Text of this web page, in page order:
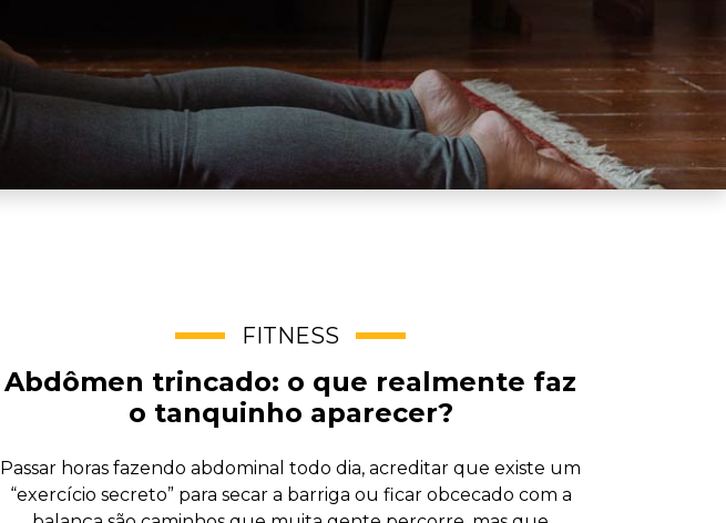
FITNESS
Abdômen trincado: o que realmente faz
o tanquinho aparecer?
Passar horas fazendo abdominal todo dia, acreditar que existe um
“exercício secreto” para secar a barriga ou ficar obcecado com a